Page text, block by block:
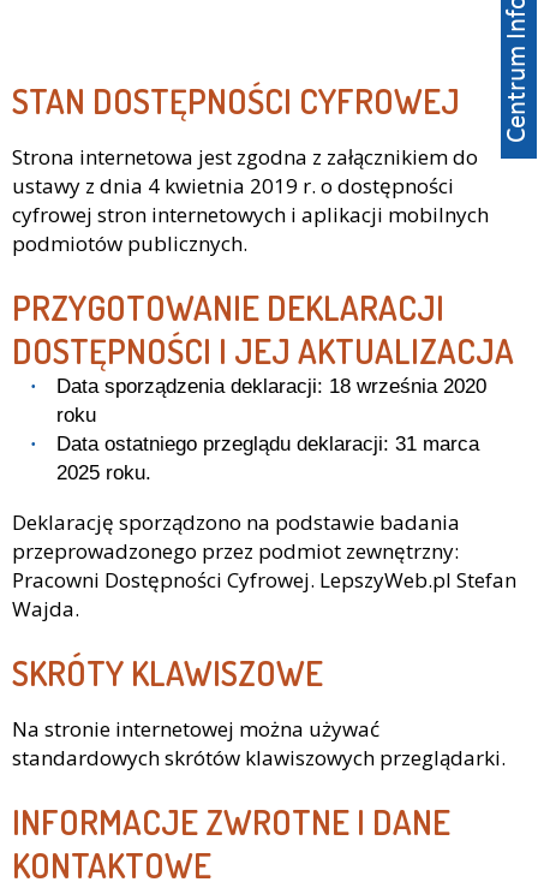
STAN DOSTĘPNOŚCI CYFROWEJ
Strona internetowa jest zgodna z załącznikiem do
ustawy z dnia 4 kwietnia 2019 r. o dostępności
cyfrowej stron internetowych i aplikacji mobilnych
podmiotów publicznych.
PRZYGOTOWANIE DEKLARACJI
DOSTĘPNOŚCI I JEJ AKTUALIZACJA
Data sporządzenia deklaracji: 18 września 2020
roku
Data ostatniego przeglądu deklaracji: 31 marca
2025 roku.
Deklarację sporządzono na podstawie badania
przeprowadzonego przez podmiot zewnętrzny:
Pracowni Dostępności Cyfrowej. LepszyWeb.pl Stefan
Wajda.
SKRÓTY KLAWISZOWE
Na stronie internetowej można używać
standardowych skrótów klawiszowych przeglądarki.
INFORMACJE ZWROTNE I DANE
KONTAKTOWE